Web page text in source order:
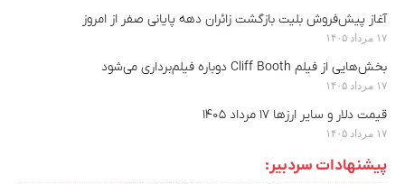
آغاز پیش‌فروش بلیت بازگشت زائران دهه پایانی صفر از امروز
۱۷ مرداد ۱۴۰۵
بخش‌هایی از فیلم Cliff Booth دوباره فیلم‌برداری می‌شود
۱۷ مرداد ۱۴۰۵
قیمت دلار و سایر ارزها ۱۷ مرداد ۱۴۰۵
۱۷ مرداد ۱۴۰۵
پیشنهادات سردبیر: